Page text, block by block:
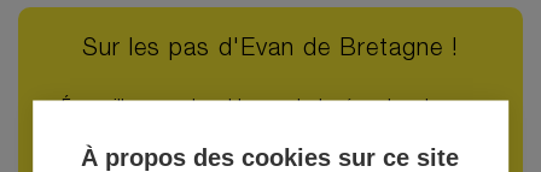
À propos des cookies sur ce site
Sur les pas d'Evan de Bretagne !
Émerveillez-vous devant les spectacles équestres du